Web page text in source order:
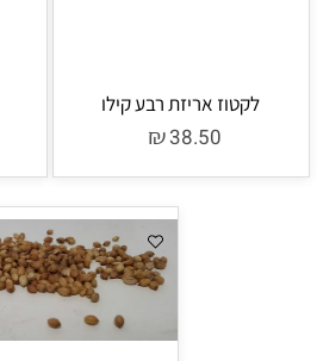
לקטוז אריזת רבע קילו
₪38.50